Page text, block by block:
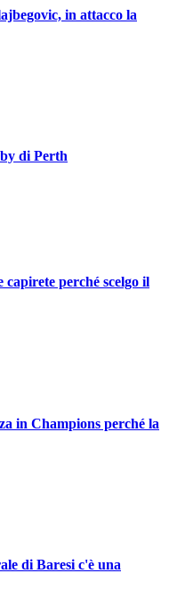
in attacco la
di Perth
perché scelgo il
in Champions perché la
di Baresi c'è una